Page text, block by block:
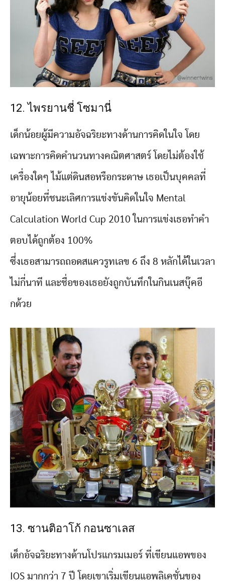
12. ไพรยานชี่ โซมานี่
เด็กน้อยผู้มีความอัจฉริยะทางด้านการคิดในใจ โดย
เฉพาะการคิดคำนวนทางคณิตศาสตร์ โดยไม่ต้องใช้
เครื่องใดๆ ไม้แต่ดินสอหรือกระดาษ เธอเป็นบุคคลที่
อายุน้อยที่ชนะเลิศการแข่งขันคิดในใจ Mental
Calculation World Cup 2010 ในการแข่งเธอทำคำ
ตอบได้ถูกต้อง 100%
ซึ่งเธอสามารถถอดสแควรูทเลข 6 ถึง 8 หลักได้ในเวลา
ไม่กี่นาที และชื่อของเธอยังถูกบันทึกในกินเนสบุ๊คอี
กด้วย
13. ซานติอาโก้ กอนซาเลส
เด็กอัจฉริยะทางด้านโปรแกรมเมอร์ ที่เขียนแอพของ
IOS มากกว่า 7 ปี โดยเขาเริ่มเขียนแอพลิเคชั่นของ